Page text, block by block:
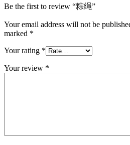
Be the first to review “粽绳”
Your email address will not be
marked *
Your rating *
Your review *